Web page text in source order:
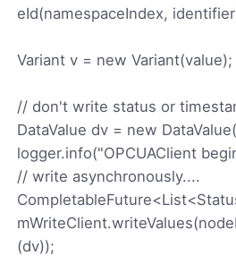
eId(namespaceIndex,
Variant v = new Variant(value);
// don't write status or
DataValue dv = new
logger.info("OPCUAClient
// write asynchronously....
(dv));